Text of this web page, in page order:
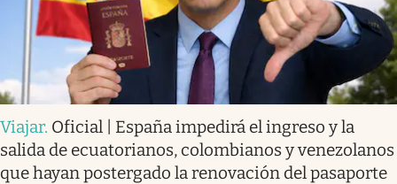
Viajar. Oficial | España impedirá el ingreso y la
salida de ecuatorianos, colombianos y venezolanos
que hayan postergado la renovación del pasaporte